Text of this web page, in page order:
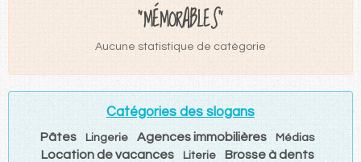
"MÉMORABLES"
Aucune statistique de catégorie
Catégories des slogans
Pâtes Lingerie Agences immobilières Médias
Location de vacances Literie Brosse à dents